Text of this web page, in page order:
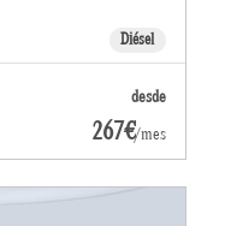
Diésel
desde
267€/mes